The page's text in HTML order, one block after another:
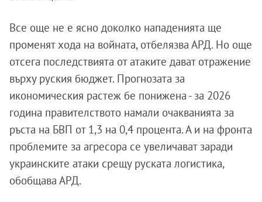
Все още не е ясно доколко нападенията ще
променят хода на войната, отбелязва АРД. Но още
отсега последствията от атаките дават отражение
върху руския бюджет. Прогнозата за
икономическия растеж бе понижена - за 2026
година правителството намали очакванията за
ръста на БВП от 1,3 на 0,4 процента. А и на фронта
проблемите за агресора се увеличават заради
украинските атаки срещу руската логистика,
обобщава АРД.